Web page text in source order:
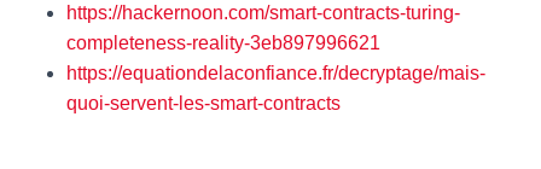
https://hackernoon.com/smart-contracts-turing-
completeness-reality-3eb897996621
https://equationdelaconfiance.fr/decryptage/mais-
quoi-servent-les-smart-contracts